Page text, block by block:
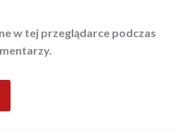
w tej przeglądarce podczas